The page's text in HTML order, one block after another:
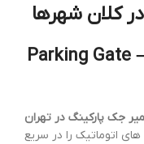
کلان شهرها
تعمیر جک پارکینگ در تهران – Parking Gate
جک پارکینگ در تهران
اتوماتیک را در سریع